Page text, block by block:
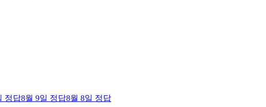
정답8월 9일 정답8월 8일 정답